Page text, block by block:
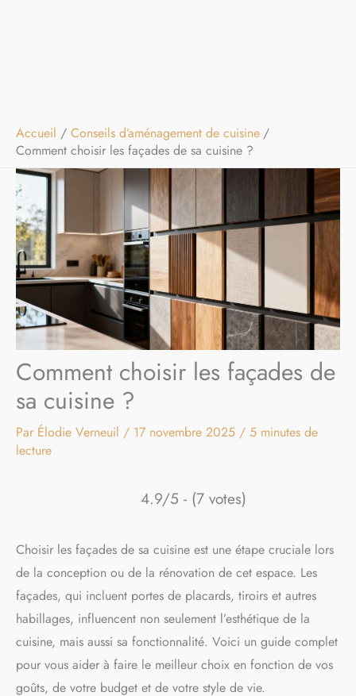
Accueil
Conseils d’aménagement de cuisine
Comment choisir les façades de sa cuisine ?
Comment choisir les façades de
sa cuisine ?
Par Élodie Verneuil / 17 novembre 2025 / 5 minutes de
lecture
4.9/5 - (7 votes)
Choisir les façades de sa cuisine est une étape cruciale lors
de la conception ou de la rénovation de cet espace. Les
façades, qui incluent portes de placards, tiroirs et autres
habillages, influencent non seulement l’esthétique de la
cuisine, mais aussi sa fonctionnalité. Voici un guide complet
pour vous aider à faire le meilleur choix en fonction de vos
goûts, de votre budget et de votre style de vie.